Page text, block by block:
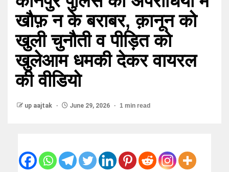
खौफ़ न के बराबर, क़ानून को
खुली चुनौती व पीड़ित को
खुलेआम धमकी देकर वायरल
की वीडियो
up aajtak June 29, 2026 1 min read